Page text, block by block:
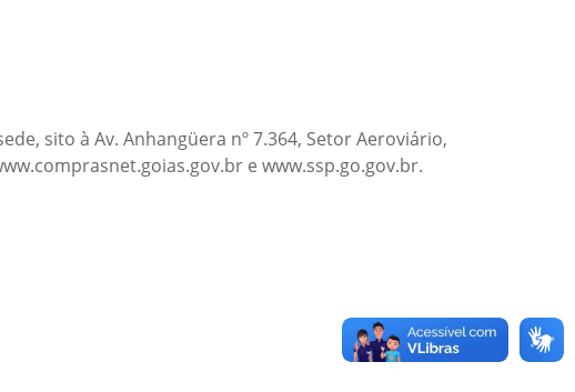
sito à Av. Anhangüera nº 7.364, Setor Aeroviário,
e www.ssp.go.gov.br.